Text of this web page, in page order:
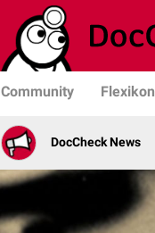
Community Flexikon
DocCheck News